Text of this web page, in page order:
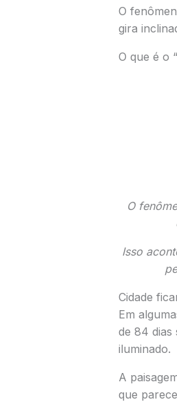
O
gira
O que é o
O
Isso
Cidade
Em
de 84 dias
iluminado.
A
que